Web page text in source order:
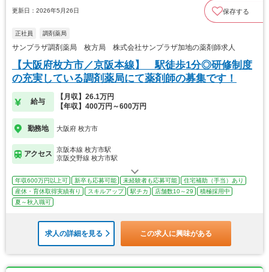
更新日：2026年5月26日 保存する
正社員 調剤薬局
サンプラザ調剤薬局 枚方局 株式会社サンプラザ加地の薬剤師求人
【大阪府枚方市／京阪本線】 駅徒歩1分◎研修制度
の充実している調剤薬局にて薬剤師の募集です！
給与
【月収】26.1万円
【年収】400万円～600万円
勤務地 大阪府 枚方市
アクセス
京阪本線 枚方市駅
京阪交野線 枚方市駅
年収600万円以上可 新卒も応募可能 未経験者も応募可能
住宅補助（手当）あり
産休・育休取得実績有り
スキルアップ 駅チカ 店舗数10～29
積極採用中
夏～秋入職可
求人の詳細を見る この求人に興味がある